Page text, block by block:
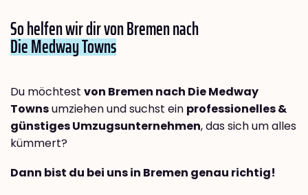
So helfen wir dir von Bremen nach
Die Medway Towns
Du möchtest von Bremen nach Die Medway
Townsumziehen und suchst ein professionelles &
günstiges Umzugsunternehmen, das sich um alles
kümmert?
Dann bist du bei uns in Bremen genau richtig!